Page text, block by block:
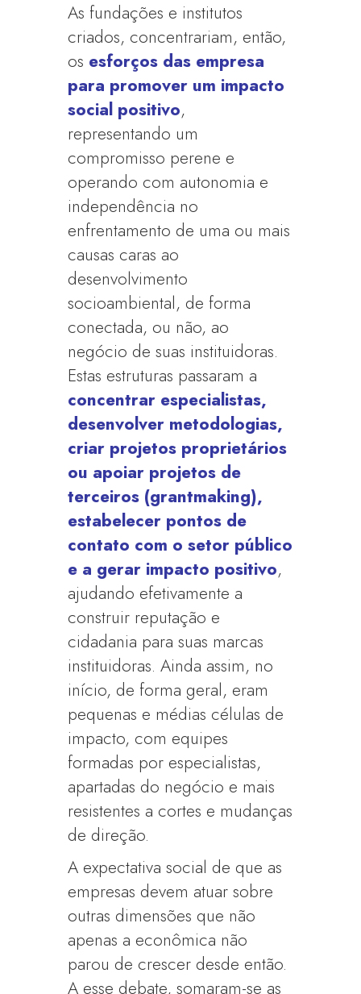
As fundações e institutos
criados, concentrariam, então,
os esforços das empresa
para promover um impacto
social positivo,
representando um
compromisso perene e
operando com autonomia e
independência no
enfrentamento de uma ou mais
causas caras ao
desenvolvimento
socioambiental, de forma
conectada, ou não, ao
negócio de suas instituidoras.
Estas estruturas passaram a
concentrar especialistas,
desenvolver metodologias,
criar projetos proprietários
ou apoiar projetos de
terceiros (grantmaking),
estabelecer pontos de
contato com o setor público
e a gerar impacto positivo,
ajudando efetivamente a
construir reputação e
cidadania para suas marcas
instituidoras. Ainda assim, no
início, de forma geral, eram
pequenas e médias células de
impacto, com equipes
formadas por especialistas,
apartadas do negócio e mais
resistentes a cortes e mudanças
de direção.
A expectativa social de que as
empresas devem atuar sobre
outras dimensões que não
apenas a econômica não
parou de crescer desde então.
A esse debate, somaram-se as